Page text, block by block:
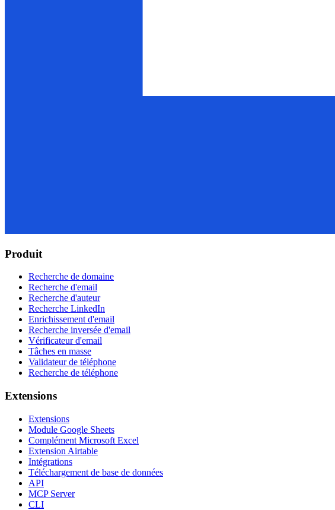
Produit
Recherche de domaine
Recherche d'email
Recherche d'auteur
Recherche LinkedIn
Enrichissement d'email
Recherche inversée d'email
Vérificateur d'email
Tâches en masse
Validateur de téléphone
Recherche de téléphone
Extensions
Extensions
Module Google Sheets
Complément Microsoft Excel
Extension Airtable
Intégrations
Téléchargement de base de données
API
MCP Server
CLI